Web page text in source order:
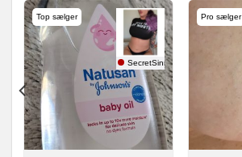
Top sælger
SecretSinnerX 🇸🇪
Pro sælger